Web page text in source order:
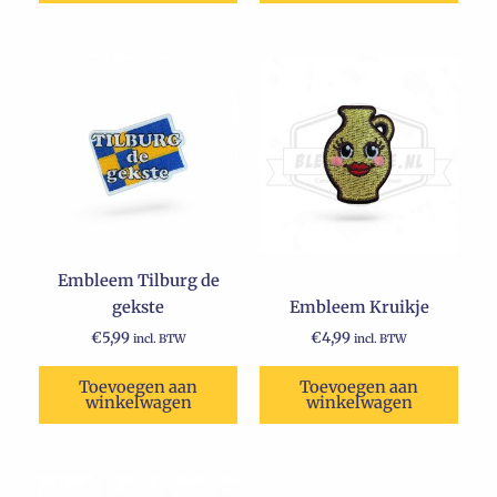
Embleem Tilburg de
gekste
€5,99 incl. BTW
Toevoegen aan
winkelwagen
Embleem Kruikje
€4,99 incl. BTW
Toevoegen aan
winkelwagen